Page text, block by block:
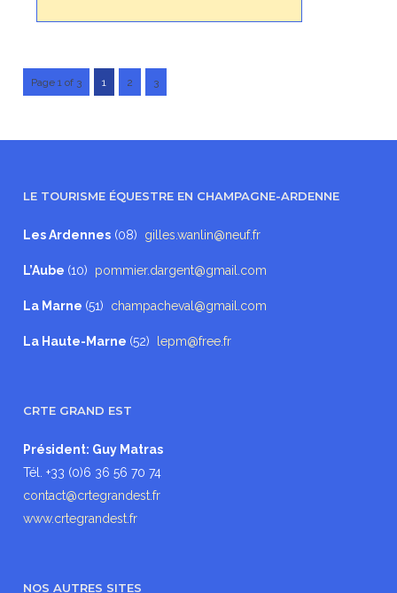
Page 1 of 3 1 2 3
LE TOURISME ÉQUESTRE EN CHAMPAGNE-ARDENNE
Les Ardennes (08) gilles.wanlin@neuf.fr
L’Aube (10) pommier.dargent@gmail.com
La Marne (51) champacheval@gmail.com
La Haute-Marne (52) lepm@free.fr
CRTE GRAND EST
Président: Guy Matras
Tél. +33 (0)6 36 56 70 74
contact@crtegrandest.fr
www.crtegrandest.fr
NOS AUTRES SITES